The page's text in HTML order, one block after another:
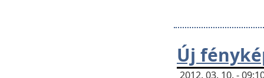
Új
2012. 03. 10. -